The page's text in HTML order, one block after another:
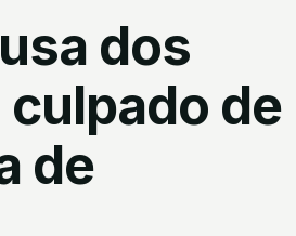
dos
culpado de
de